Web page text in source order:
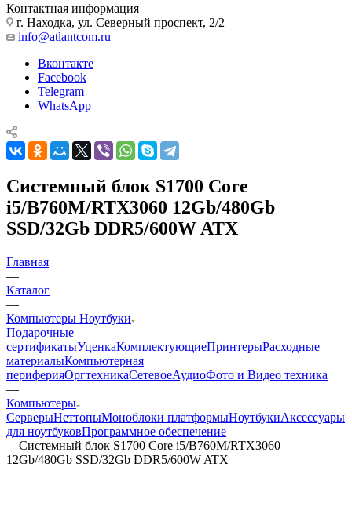
Контактная информация
г. Находка, ул. Северный проспект, 2/2
info@atlantcom.ru
Вконтакте
Facebook
Telegram
WhatsApp
Cистемный блок S1700 Core
i5/B760M/RTX3060 12Gb/480Gb
SSD/32Gb DDR5/600W ATX
Главная
—
Каталог
—
Компьютеры Ноутбуки
Подарочные
сертификатыУценкаКомплектующиеПринтерыРасходные
материалыКомпьютерная
периферияОргтехникаСетевоеАудиоФото и Видео техника
—
Компьютеры
СерверыНеттопыМоноблоки платформыНоутбукиАксессуары
для ноутбуковПрограммное обеспечение
—Cистемный блок S1700 Core i5/B760M/RTX3060
12Gb/480Gb SSD/32Gb DDR5/600W ATX